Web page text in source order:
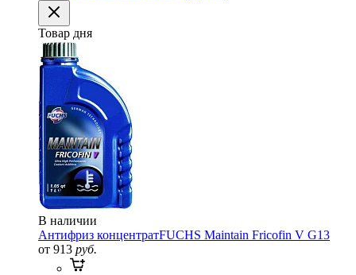
Товар дня
В наличии
Антифриз концентратFUCHS Maintain Fricofin V G13
от 913 руб.